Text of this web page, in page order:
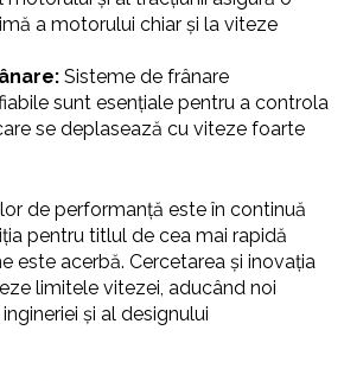
a motorului chiar și la viteze
Sisteme de frânare
sunt esențiale pentru a controla
se deplasează cu viteze foarte
de performanță este în continuă
pentru titlul de cea mai rapidă
este acerbă. Cercetarea și inovația
limitele vitezei, aducând noi
și al designului